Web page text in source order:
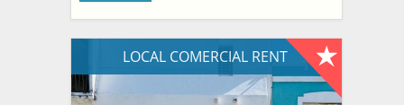
LOCAL COMERCIAL RENT